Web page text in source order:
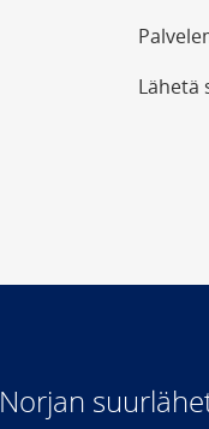
Lähetä
Norjan